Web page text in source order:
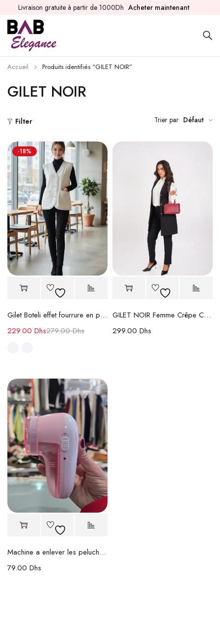
Livraison gratuite à partir de 1000Dh Acheter maintenant
GILET NOIR
Accueil Produits identifiés “GILET NOIR”
Filter Trier par Défaut
-18%
Gilet Boteli effet fourrure en perles
279.00Dhs
229.00 Dhs
GILET NOIR Femme Crêpe Col Revers
299.00 Dhs
Machine a enlever les peluches FUFE
79.00 Dhs